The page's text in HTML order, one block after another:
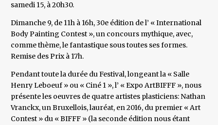
samedi 15, à 20h30.
Dimanche 9, de 11h à 16h, 30e édition de l’ « International
Body Painting Contest », un concours mythique, avec,
comme thème, le fantastique sous toutes ses formes.
Remise des Prix à 17h.
Pendant toute la durée du Festival, longeant la « Salle
Henry Leboeuf » ou « Ciné 1 », l’ « Expo ArtBIFFF », nous
présente les oeuvres de quatre artistes plasticiens: Nathan
Vranckx, un Bruxellois, lauréat, en 2016, du premier « Art
Contest » du « BIFFF » (la seconde édition nous étant